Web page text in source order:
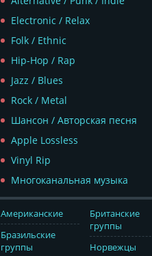
Electronic / Relax
Folk / Ethnic
Hip-Hop / Rap
Jazz / Blues
Rock / Metal
Шансон / Авторская песня
Apple Lossless
Vinyl Rip
Многоканальная музыка
Американские
Бразильские
группы
Британские
группы
Норвежцы